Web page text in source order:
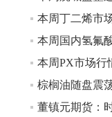
【行情】油
2.5%，棕榈
10:17
【研报精选
油期货走势
本周丁二烯市
本周国内氢氟
本周PX市场行
棕榈油随盘震